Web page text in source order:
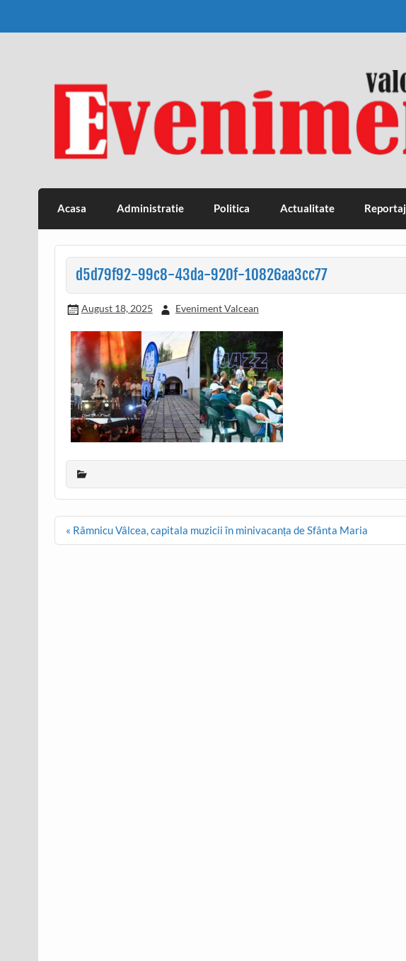
Eveniment Valcean
Acasa Administratie Politica Actualitate Reportaj
d5d79f92-99c8-43da-920f-10826aa3cc77
August 18, 2025 Eveniment Valcean
Post
« Râmnicu Vâlcea, capitala muzicii în minivacanța de Sfânta Maria